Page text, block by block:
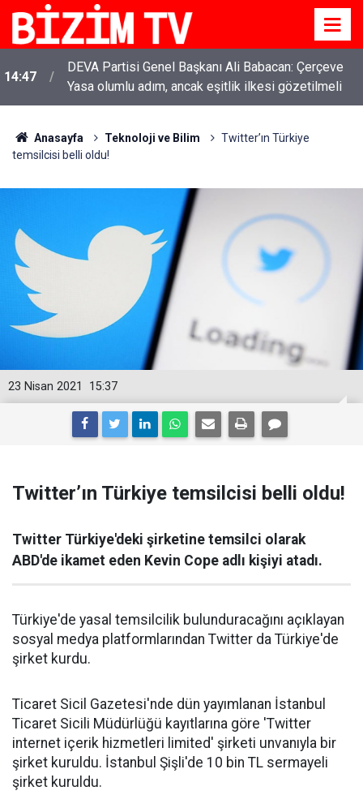
14:47
DEVA Partisi Genel Başkanı Ali Babacan: Çerçeve
Yasa olumlu adım, ancak eşitlik ilkesi gözetilmeli
Anasayfa Teknoloji ve Bilim
Twitter’ın Türkiye
temsilcisi belli oldu!
15:37
23 Nisan 2021
Twitter’ın Türkiye temsilcisi belli oldu!
Twitter Türkiye'deki şirketine temsilci olarak
ABD'de ikamet eden Kevin Cope adlı kişiyi atadı.
Türkiye'de yasal temsilcilik bulunduracağını açıklayan
sosyal medya platformlarından Twitter da Türkiye'de
şirket kurdu.
Ticaret Sicil Gazetesi'nde dün yayımlanan İstanbul
Ticaret Sicili Müdürlüğü kayıtlarına göre 'Twitter
internet içerik hizmetleri limited' şirketi unvanıyla bir
şirket kuruldu. İstanbul Şişli'de 10 bin TL sermayeli
şirket kuruldu.